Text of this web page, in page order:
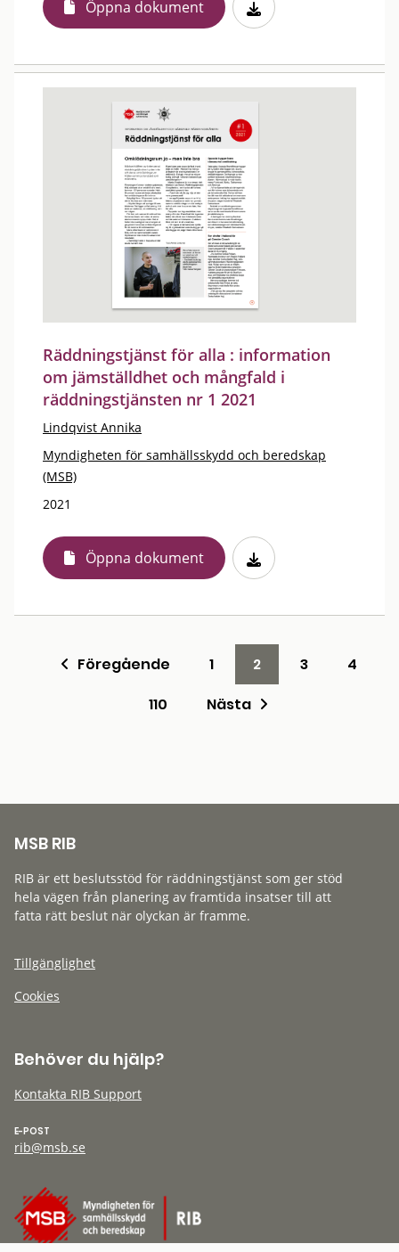
Öppna dokument
Räddningstjänst för alla : information
om jämställdhet och mångfald i
räddningstjänsten nr 1 2021
Lindqvist Annika
Myndigheten för samhällsskydd och beredskap
(MSB)
2021
Öppna dokument
Föregående 1 2 3
4
110
Nästa
MSB RIB
RIB är ett beslutsstöd för räddningstjänst som ger stöd
hela vägen från planering av framtida insatser till att
fatta rätt beslut när olyckan är framme.
Tillgänglighet
Cookies
Behöver du hjälp?
Kontakta RIB Support
E-POST
rib@msb.se